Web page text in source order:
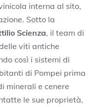
interna al sito,
Sotto la
Scienza, il team di
viti antiche
così i sistemi di
di Pompei prima
minerali e cenere
le sue proprietà,